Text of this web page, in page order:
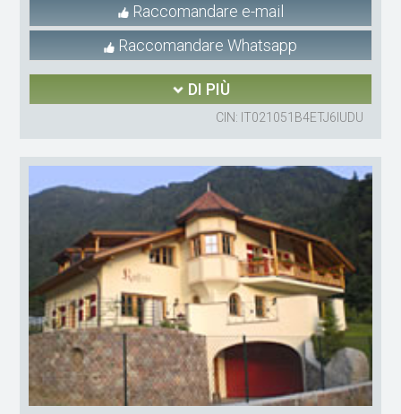
Raccomandare e-mail
Raccomandare Whatsapp
DI PIÙ
CIN: IT021051B4ETJ6IUDU